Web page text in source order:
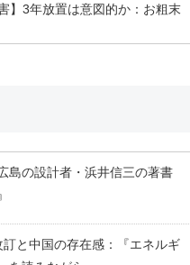
】3年放置は意図的か：お粗末
島の設計者・浜井信三の著書
と中国の存在感：『エネルギ